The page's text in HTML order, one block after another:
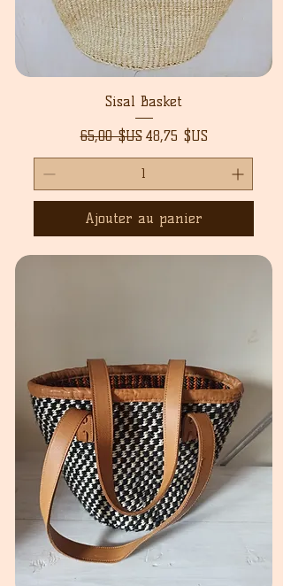
Sisal Basket
Prix original
65,00 $US Prix promotionnel
48,75 $US
Ajouter au panier